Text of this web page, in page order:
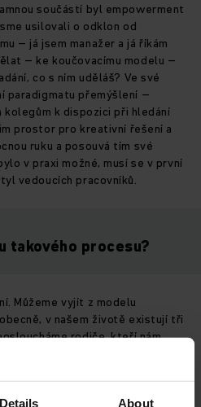
Details About
součástí byl empowerment
usilovali o odklon od
– já jsem manažer a já říkám
– ke koučovacímu modelu –
co s ním uděláš? Ve své
paradigmatu přemýšlení –
kolegům k dispozici při hledání
prostor pro kreativní řešení a
ruku a posouvá tím své
v praxi možné, musí se v první
vedoucích pracovníků.
takového procesu?
Můžeme vyjít z modelu
v našem životě existují tři
rodiče, kteří nám
Jakmile vyrosteme,